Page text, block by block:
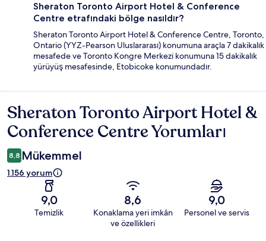
Sheraton Toronto Airport Hotel & Conference
Centre etrafındaki bölge nasıldır?
Sheraton Toronto Airport Hotel & Conference Centre, Toronto,
Ontario (YYZ-Pearson Uluslararası) konumuna araçla 7 dakikalık
mesafede ve Toronto Kongre Merkezi konumuna 15 dakikalık
yürüyüş mesafesinde, Etobicoke konumundadır.
Yorumlar
Sheraton Toronto Airport Hotel &
Conference Centre Yorumları
8,8 Mükemmel
1.156 yorum
9,0
Temizlik
8,6
Konaklama yeri imkân
ve özellikleri
9,0
Personel ve servis